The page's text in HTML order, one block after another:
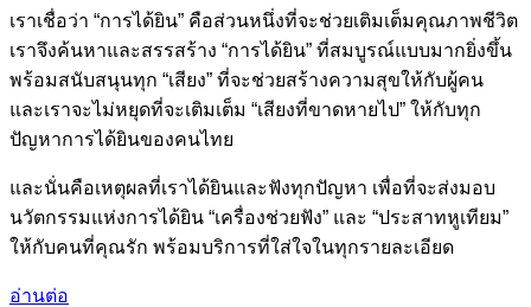
เราเชื่อว่า “การได้ยิน” คือส่วนหนึ่งที่จะช่วยเติมเต็มคุณภาพชีวิต
เราจึงค้นหาและสรรสร้าง “การได้ยิน” ที่สมบูรณ์แบบมากยิ่งขึ้น
พร้อมสนับสนุนทุก “เสียง” ที่จะช่วยสร้างความสุขให้กับผู้คน
และเราจะไม่หยุดที่จะเติมเต็ม “เสียงที่ขาดหายไป” ให้กับทุก
ปัญหาการได้ยินของคนไทย
และนั่นคือเหตุผลที่เราได้ยินและฟังทุกปัญหา เพื่อที่จะส่งมอบ
นวัตกรรมแห่งการได้ยิน “เครื่องช่วยฟัง” และ “ประสาทหูเทียม”
ให้กับคนที่คุณรัก พร้อมบริการที่ใส่ใจในทุกรายละเอียด
อ่านต่อ